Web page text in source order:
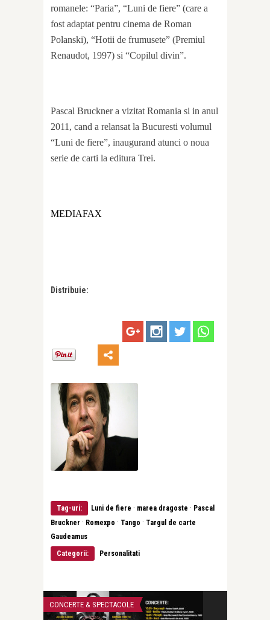
romanele: “Paria”, “Luni de fiere” (care a
fost adaptat pentru cinema de Roman
Polanski), “Hotii de frumusete” (Premiul
Renaudot, 1997) si “Copilul divin”.
Pascal Bruckner a vizitat Romania si in anul
2011, cand a relansat la Bucuresti volumul
“Luni de fiere”, inaugurand atunci o noua
serie de carti la editura Trei.
MEDIAFAX
Distribuie:
Tag-uri: Luni de fiere · marea dragoste · Pascal
Bruckner · Romexpo · Tango · Targul de carte
Gaudeamus
Categorii:
Personalitati
CONCERTE & SPECTACOLE